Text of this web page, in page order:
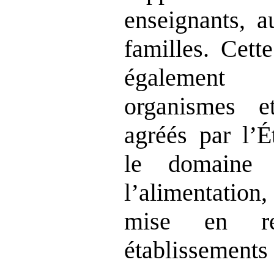
enseignants,
familles.
également
organismes
agréés par
le domaine
mise en